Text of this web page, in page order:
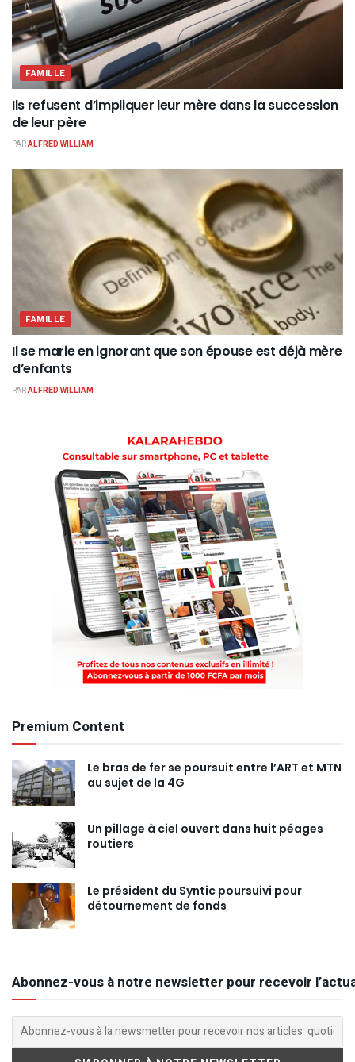
FAMILLE
Ils refusent d’impliquer leur mère dans la succession
de leur père
PARALFRED WILLIAM
FAMILLE
Il se marie en ignorant que son épouse est déjà mère
d’enfants
PARALFRED WILLIAM
Premium Content
Le bras de fer se poursuit entre l’ART et MTN
au sujet de la 4G
Un pillage à ciel ouvert dans huit péages
routiers
Le président du Syntic poursuivi pour
détournement de fonds
Abonnez-vous à notre newsletter pour recevoir